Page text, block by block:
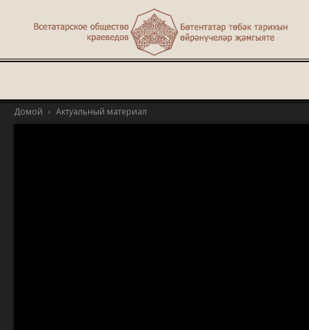
Домой Актуальный материал